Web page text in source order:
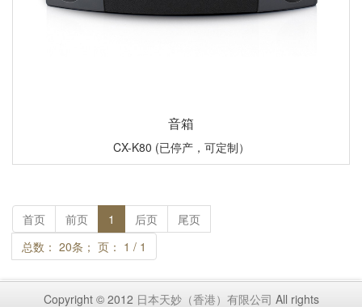
音箱
CX-K80 (已停产，可定制）
首页 前页 1 后页
尾页
总数： 20条； 页： 1 / 1
Copyright © 2012 日本天妙（香港）有限公司 All rights